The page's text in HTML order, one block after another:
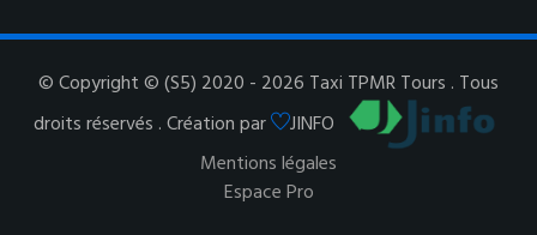
© Copyright © (S5) 2020 - 2026 Taxi TPMR Tours . Tous
droits réservés . Création par
JINFO
Mentions légales
Espace Pro